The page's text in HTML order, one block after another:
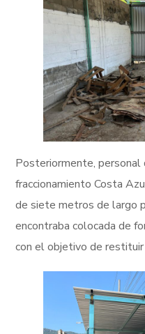
Posteriormente, personal
fraccionamiento Costa
de siete metros de largo
encontraba colocada de
con el objetivo de